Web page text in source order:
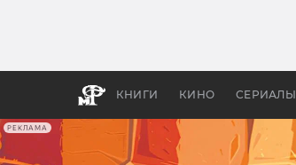
РЕКЛАМА
КНИГИ КИНО СЕРИАЛЫ